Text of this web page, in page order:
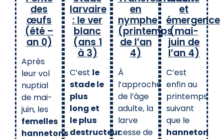
des
œufs
(été –
an 0)
Après
leur vol
nuptial
de mai-
juin, les
femelles
hannetons
larvaire
: le ver
blanc
(ans 1
à 3)
C’est le
stade le
plus
long et
le plus
destructeur.
en
nymphe
(printemps
de l’an
4)
À
l’approche
de l’âge
adulte, la
larve
cesse de
et
émergence
(mai-
juin de
l’an 4)
C’est
enfin au
printemps
suivant
que le
hanneton